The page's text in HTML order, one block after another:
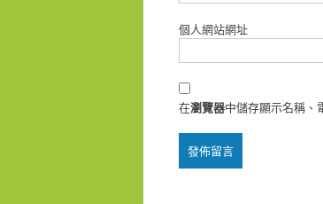
個人網站網址
在瀏覽器中儲存顯示名稱、